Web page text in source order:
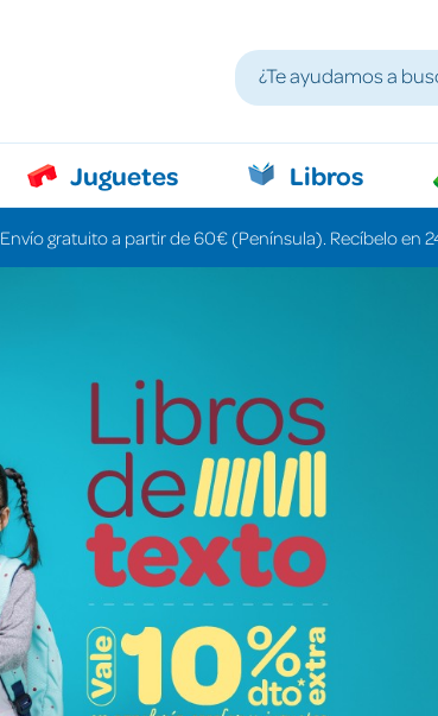
Juguetes Libros
Envío gratuito a partir de 60€ (Península). Recíbelo en